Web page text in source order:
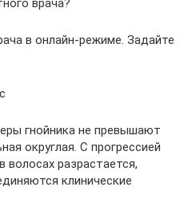
в онлайн-режиме. Задайте
гнойника не превышают
округлая. С прогрессией
волосах разрастается,
клинические